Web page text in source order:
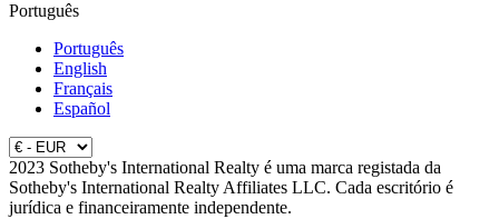
Português
Português
English
Français
Español
2023 Sotheby's International Realty é uma marca registada da
Sotheby's International Realty Affiliates LLC. Cada escritório é
jurídica e financeiramente independente.